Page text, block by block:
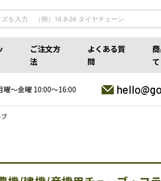
ご注文方
法
よくある質
問
て
曜〜金曜 10:00〜16:00